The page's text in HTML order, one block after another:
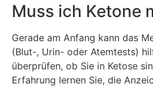
Muss ich Ketone
Gerade am Anfang kann das
(Blut-, Urin- oder Atemtests)
überprüfen, ob Sie in Ketose
Erfahrung lernen Sie, die